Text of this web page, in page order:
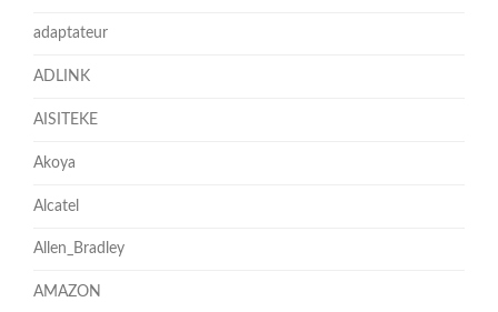
adaptateur
ADLINK
AISITEKE
Akoya
Alcatel
Allen_Bradley
AMAZON